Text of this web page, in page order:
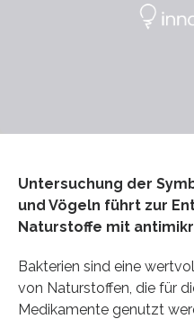
Untersuchung der
und Vögeln führt zur
Naturstoffe mit
Bakterien sind eine
von Naturstoffen, die für
Medikamente genutzt